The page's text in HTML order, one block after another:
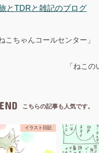
とTDRと雑記のブログ
ねこちゃんコールセンター」
「ねこの
こちらの記事も人気です。
イラスト日記